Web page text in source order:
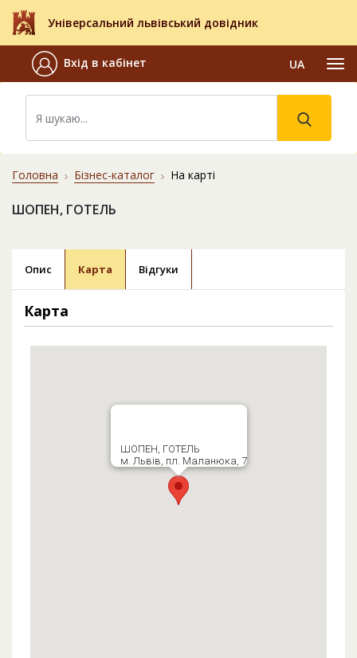
Універсальний львівський довідник
Вхід в кабінет UA
Головна Бізнес-каталог На карті
ШОПЕН, ГОТЕЛЬ
Опис Карта Відгуки
Карта
ШОПЕН, ГОТЕЛЬ
м. Львів, пл. Маланюка, 7